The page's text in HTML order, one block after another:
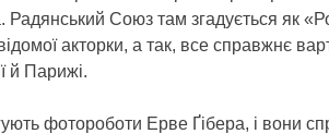
Радянський Союз там згадується як
акторки, а так, все справжнє
й Парижі.
фотороботи Ерве Ґібера, і вони